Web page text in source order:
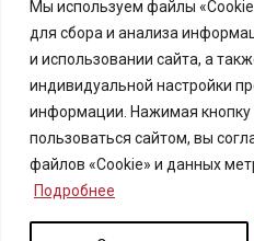
Мы используем файлы
для сбора и анализа
и использовании сайта, а
индивидуальной настройки
информации. Нажимая кнопку
пользоваться сайтом, вы
файлов «Cookie» и данных
Подробнее
Copyright © 2025
партнерство содействия
«Центр
Правила